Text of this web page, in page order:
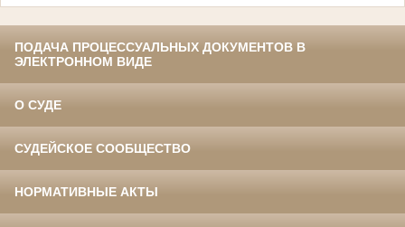
ПОДАЧА ПРОЦЕССУАЛЬНЫХ ДОКУМЕНТОВ В
ЭЛЕКТРОННОМ ВИДЕ
О СУДЕ
СУДЕЙСКОЕ СООБЩЕСТВО
НОРМАТИВНЫЕ АКТЫ